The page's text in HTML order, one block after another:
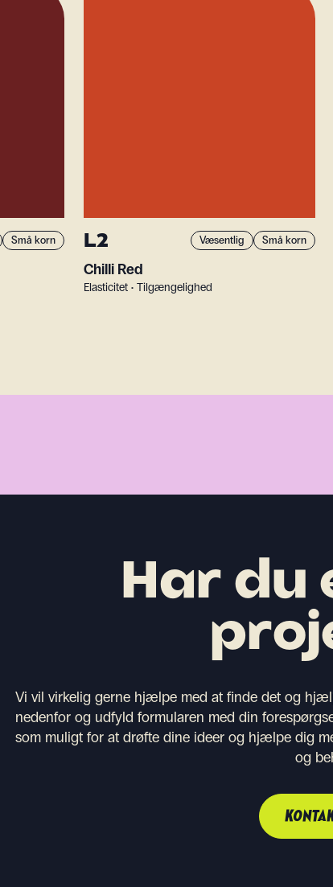
Små korn L2 Væsentlig Små korn
Chilli Red
Elasticitet • Tilgængelighed
Har du
Vi vil virkelig gerne hjælpe med at finde det og
nedenfor og udfyld formularen med din
som muligt for at drøfte dine ideer og hjælpe dig
og